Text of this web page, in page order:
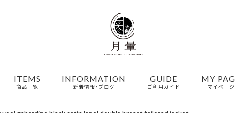
ITEMS
商品一覧
INFORMATION
新着情報・ブログ
GUIDE
ご利用ガイド
MY
マイページ